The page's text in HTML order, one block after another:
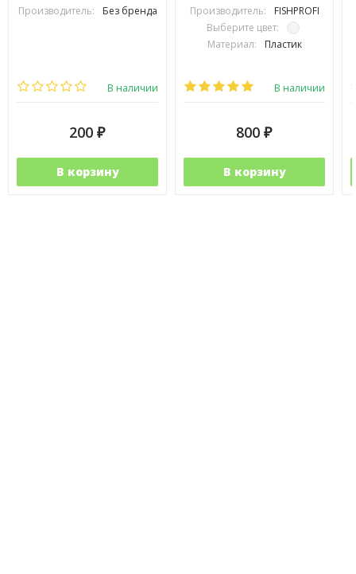
Производитель: Без бренда
В наличии
200 ₽
В корзину
Производитель:
FISHPROFI
Выберите цвет:
Материал:
Пластик
В наличии
800 ₽
В корзину